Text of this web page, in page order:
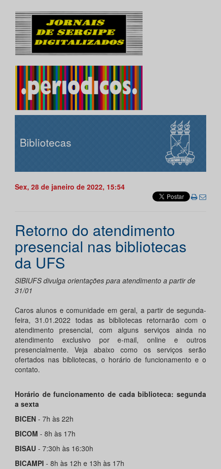
Bibliotecas
Sex, 28 de janeiro de 2022, 15:54
Retorno do atendimento
presencial nas bibliotecas
da UFS
SIBIUFS divulga orientações para atendimento a partir de
31/01
Caros alunos e comunidade em geral, a partir de segunda-
feira, 31.01.2022 todas as bibliotecas retornarão com o
atendimento presencial, com alguns serviços ainda no
atendimento exclusivo por e-mail, online e outros
presencialmente. Veja abaixo como os serviços serão
ofertados nas bibliotecas, o horário de funcionamento e o
contato.
Horário de funcionamento de cada biblioteca: segunda
a sexta
BICEN - 7h às 22h
BICOM - 8h às 17h
BISAU - 7:30h às 16:30h
BICAMPI - 8h às 12h e 13h às 17h